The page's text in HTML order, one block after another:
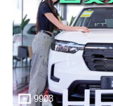
9903